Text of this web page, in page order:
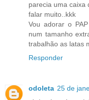
parecia uma caixa
falar muito..kkk
Vou adorar o
num tamanho
trabalhão as latas
Responder
odoleta 25 de